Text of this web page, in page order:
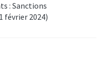
: Sanctions
février 2024)